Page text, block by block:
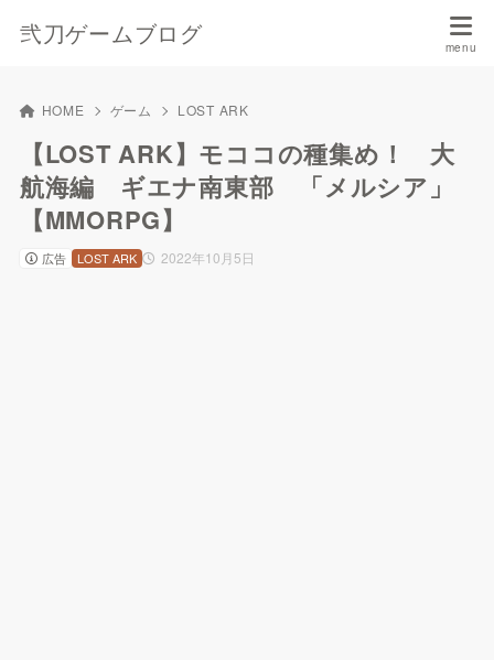
弐刀ゲームブログ
HOME ゲーム LOST ARK
【LOST ARK】モココの種集め！ 大
航海編 ギエナ南東部 「メルシア」
【MMORPG】
広告 2022年10月5日
LOST ARK